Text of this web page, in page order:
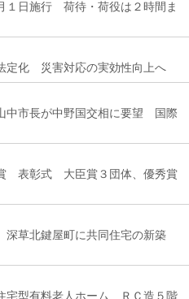
１日施行 荷待・荷役は２時間ま
定化 災害対応の実効性向上へ
中市長が中野国交相に要望 国際
賞 表彰式 大臣賞３団体、優秀賞
深草北鍵屋町に共同住宅の新築
宅型有料老人ホーム ＲＣ造５階